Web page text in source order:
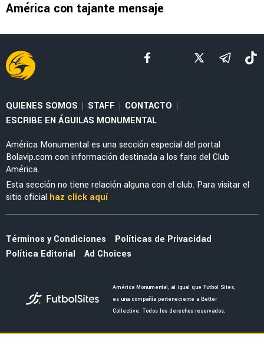
MERCADO
El fichaje de Jáminton Campaz al América no
avanza y podría caerse de último momento